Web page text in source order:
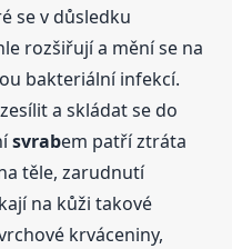
se v důsledku
rozšiřují a mění se na
bakteriální infekcí.
a skládat se do
svrabem patří ztráta
těle, zarudnutí
na kůži takové
krváceniny,